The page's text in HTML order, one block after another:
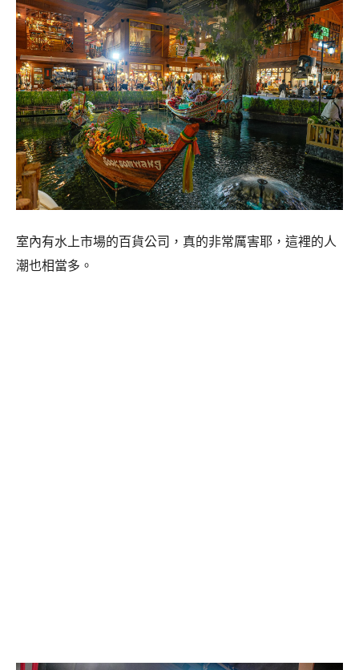
室內有水上市場的百貨公司，真的非常厲害耶，這裡的人
潮也相當多。